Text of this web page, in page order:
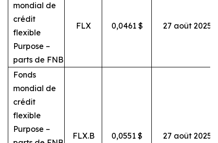
mondial de
crédit
flexible
Purpose –
parts de FNB
FLX 0,0461 $ 27 août 2025
Fonds
mondial de
crédit
flexible
Purpose –
FLX.B 0,0551 $ 27 août 2025